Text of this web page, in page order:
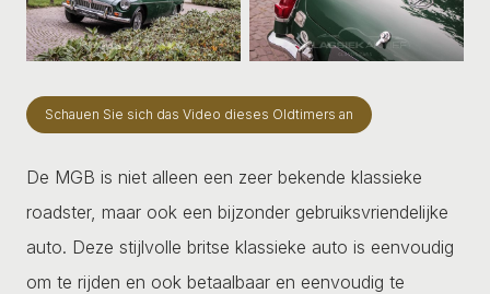
Schauen Sie sich das Video dieses Oldtimers an
De MGB is niet alleen een zeer bekende klassieke
roadster, maar ook een bijzonder gebruiksvriendelijke
auto. Deze stijlvolle britse klassieke auto is eenvoudig
om te rijden en ook betaalbaar en eenvoudig te